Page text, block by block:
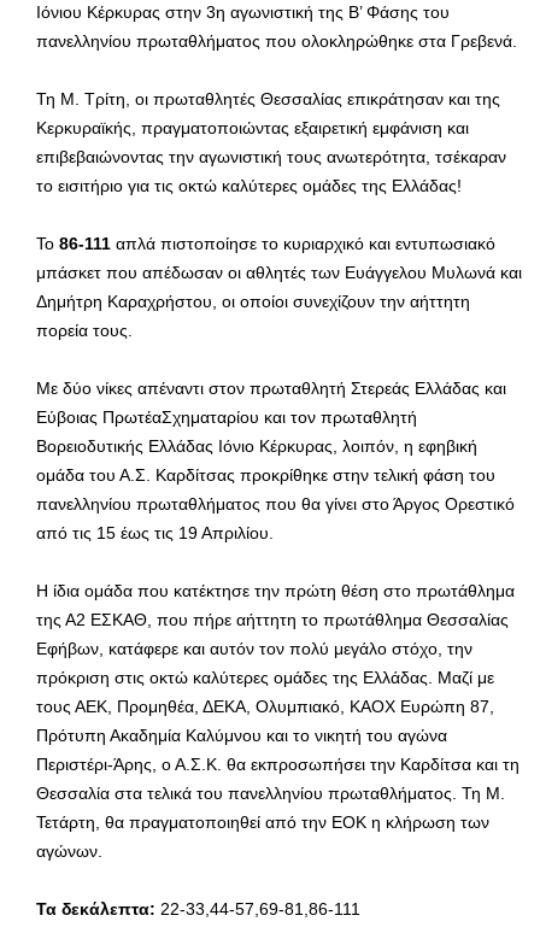
Ιόνιου Κέρκυρας στην 3η αγωνιστική της Β’ Φάσης του
πανελληνίου πρωταθλήματος που ολοκληρώθηκε στα Γρεβενά.
Τη Μ. Τρίτη, οι πρωταθλητές Θεσσαλίας επικράτησαν και της
Κερκυραϊκής, πραγματοποιώντας εξαιρετική εμφάνιση και
επιβεβαιώνοντας την αγωνιστική τους ανωτερότητα, τσέκαραν
το εισιτήριο για τις οκτώ καλύτερες ομάδες της Ελλάδας!
Το 86-111 απλά πιστοποίησε το κυριαρχικό και εντυπωσιακό
μπάσκετ που απέδωσαν οι αθλητές των Ευάγγελου Μυλωνά και
Δημήτρη Καραχρήστου, οι οποίοι συνεχίζουν την αήττητη
πορεία τους.
Με δύο νίκες απέναντι στον πρωταθλητή Στερεάς Ελλάδας και
Εύβοιας ΠρωτέαΣχηματαρίου και τον πρωταθλητή
Βορειοδυτικής Ελλάδας Ιόνιο Κέρκυρας, λοιπόν, η εφηβική
ομάδα του Α.Σ. Καρδίτσας προκρίθηκε στην τελική φάση του
πανελληνίου πρωταθλήματος που θα γίνει στο Άργος Ορεστικό
από τις 15 έως τις 19 Απριλίου.
Η ίδια ομάδα που κατέκτησε την πρώτη θέση στο πρωτάθλημα
της Α2 ΕΣΚΑΘ, που πήρε αήττητη το πρωτάθλημα Θεσσαλίας
Εφήβων, κατάφερε και αυτόν τον πολύ μεγάλο στόχο, την
πρόκριση στις οκτώ καλύτερες ομάδες της Ελλάδας. Μαζί με
τους ΑΕΚ, Προμηθέα, ΔΕΚΑ, Ολυμπιακό, ΚΑΟΧ Ευρώπη 87,
Πρότυπη Ακαδημία Καλύμνου και το νικητή του αγώνα
Περιστέρι-Άρης, ο Α.Σ.Κ. θα εκπροσωπήσει την Καρδίτσα και τη
Θεσσαλία στα τελικά του πανελληνίου πρωταθλήματος. Τη Μ.
Τετάρτη, θα πραγματοποιηθεί από την ΕΟΚ η κλήρωση των
αγώνων.
Τα δεκάλεπτα: 22-33,44-57,69-81,86-111